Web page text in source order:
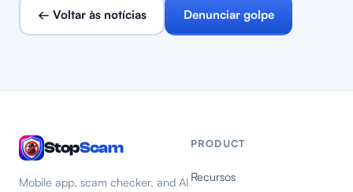
← Voltar às notícias Denunciar golpe
StopScam
Mobile app, scam checker, and AI
PRODUCT
Recursos